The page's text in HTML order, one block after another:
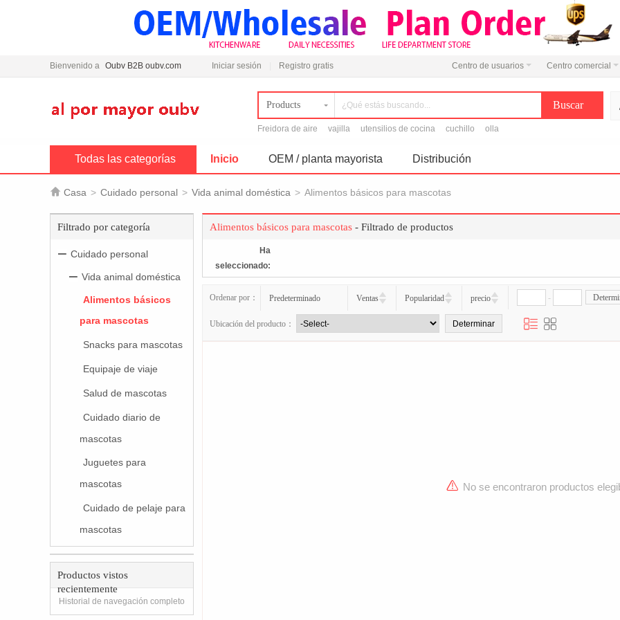
Bienvenido a Oubv B2B oubv.com Iniciar sesión Registro gratis Centro de usuarios Centro comercial
Products
Freidora de aire vajilla utensilios de cocina cuchillo olla
Todas las categorías Inicio OEM / planta mayorista Distribución
 Casa > Cuidado personal > Vida animal doméstica > Alimentos básicos para mascotas
Filtrado por categoría
Cuidado personal
Vida animal doméstica
Alimentos básicos
para mascotas
Snacks para mascotas
Equipaje de viaje
Salud de mascotas
Cuidado diario de
mascotas
Juguetes para
mascotas
Cuidado de pelaje para
mascotas
Productos vistos
recientemente
Historial de navegación completo
Alimentos básicos para mascotas - Filtrado de productos
Ha
seleccionado:
Ordenar por： Predeterminado Ventas Popularidad precio -
Ubicación del producto：
No se encontraron productos